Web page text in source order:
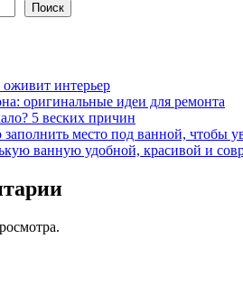
Поиск
интерьер
оригинальные идеи для ремонта
5 веских причин
место под ванной, чтобы
ванную удобной, красивой и